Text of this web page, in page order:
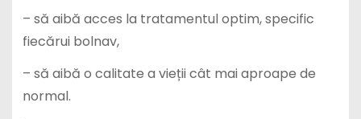
– să aibă acces la tratamentul optim, specific
fiecărui bolnav,
– să aibă o calitate a vieții cât mai aproape de
normal.